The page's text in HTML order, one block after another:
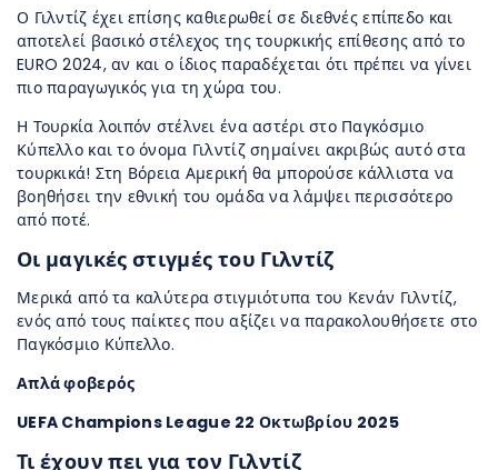
Ο Γιλντίζ έχει επίσης καθιερωθεί σε διεθνές επίπεδο και
αποτελεί βασικό στέλεχος της τουρκικής επίθεσης από το
EURO 2024, αν και ο ίδιος παραδέχεται ότι πρέπει να γίνει
πιο παραγωγικός για τη χώρα του.
Η Τουρκία λοιπόν στέλνει ένα αστέρι στο Παγκόσμιο
Κύπελλο και το όνομα Γιλντίζ σημαίνει ακριβώς αυτό στα
τουρκικά! Στη Βόρεια Αμερική θα μπορούσε κάλλιστα να
βοηθήσει την εθνική του ομάδα να λάμψει περισσότερο
από ποτέ.
Οι μαγικές στιγμές του Γιλντίζ
Μερικά από τα καλύτερα στιγμιότυπα του Κενάν Γιλντίζ,
ενός από τους παίκτες που αξίζει να παρακολουθήσετε στο
Παγκόσμιο Κύπελλο.
Απλά φοβερός
UEFA Champions League 22 Οκτωβρίου 2025
Τι έχουν πει για τον Γιλντίζ